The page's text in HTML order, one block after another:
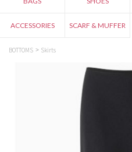
ACCESSORIES SCARF & MUFFER
BOTTOMS Skirts